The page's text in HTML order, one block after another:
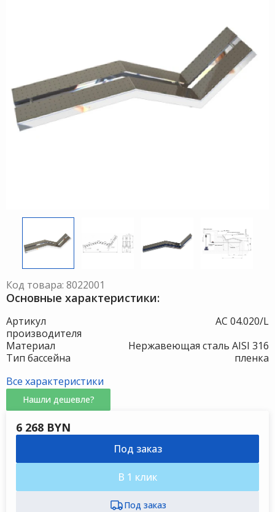
Код товара: 8022001
Основные характеристики:
Артикул
производителя
АС 04.020/L
Материал
Нержавеющая сталь AISI 316
Тип бассейна
пленка
Все характеристики
Нашли дешевле?
6 268 BYN
Под заказ
В 1 клик